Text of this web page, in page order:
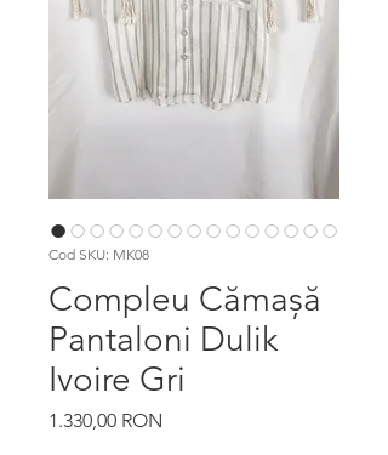
Cod SKU: MK08
Compleu Cămașă
Pantaloni Dulik
Ivoire Gri
1.330,00 RON